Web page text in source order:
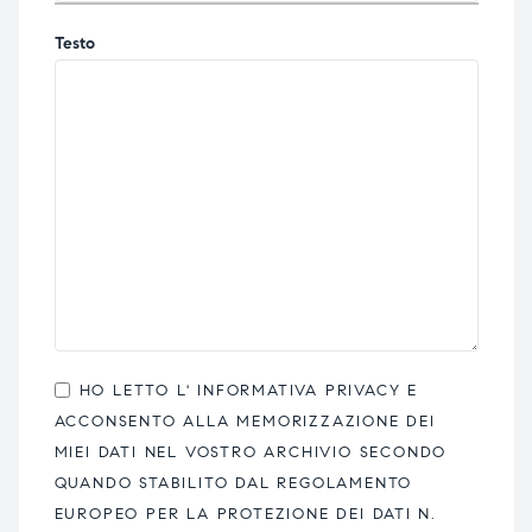
Testo
HO LETTO L' INFORMATIVA PRIVACY E
ACCONSENTO ALLA MEMORIZZAZIONE DEI
MIEI DATI NEL VOSTRO ARCHIVIO SECONDO
QUANDO STABILITO DAL REGOLAMENTO
EUROPEO PER LA PROTEZIONE DEI DATI N.